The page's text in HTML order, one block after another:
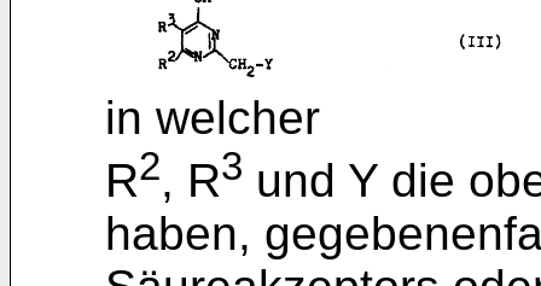
in welcher
R2, R3 und Y die
haben,